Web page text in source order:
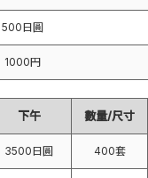
500日圓
1000円
下午 數量/尺寸
3500日圓 400套